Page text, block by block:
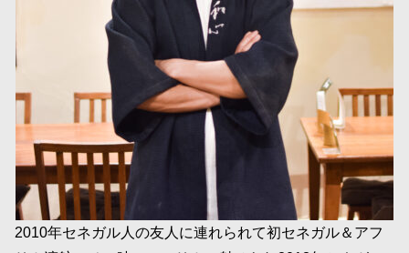
2010年セネガル人の友人に連れられて初セネガル＆アフ